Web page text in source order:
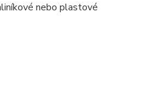
nebo plastové